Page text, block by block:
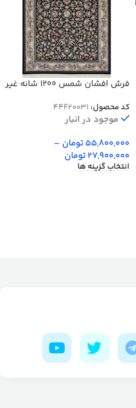
فرش افشان شمس 1200 شانه غیر
کد محصول: 44F20031
موجود در انبار
55,800,000تومان –
27,900,000تومان
انتخاب گزینه ها